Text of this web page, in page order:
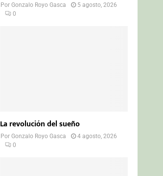
PorGonzalo Royo Gasca
5 agosto, 2026
0
La revolución del sueño
PorGonzalo Royo Gasca
4 agosto, 2026
0